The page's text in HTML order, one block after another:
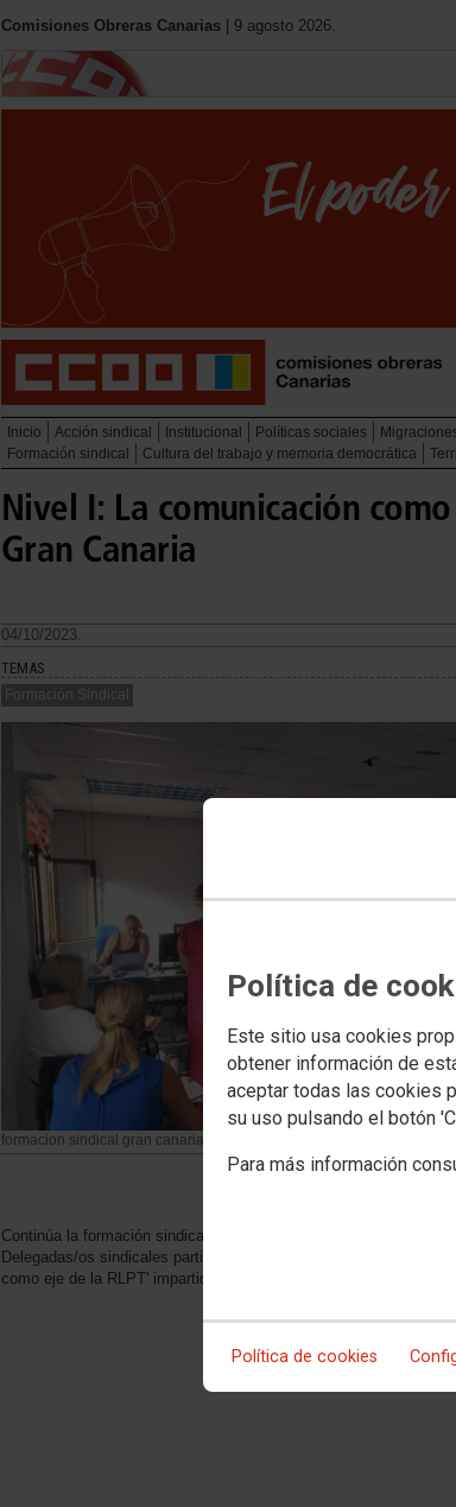
Política de
Este sitio usa cookies
obtener información de
aceptar todas las cookies
su uso pulsando el botón
Para más información
Política de cookies
Comisiones Obreras Canarias | 9 agosto 2026.
Inicio Acción sindical Institucional Políticas sociales
Formación sindical
Cultura del trabajo y memoria democrática
Nivel I: La comunicación
Gran Canaria
04/10/2023.
TEMAS
Formación Sindical
formacion sindical gran canaria NI comunicacion
Continúa la formación sindical en Gran Canria con el primer grupo.
Delegadas/os sindicales participan en el curso de nivel I: 'La
como eje de la RLPT' impartido por Ana Teixeira y Omar Quesada.